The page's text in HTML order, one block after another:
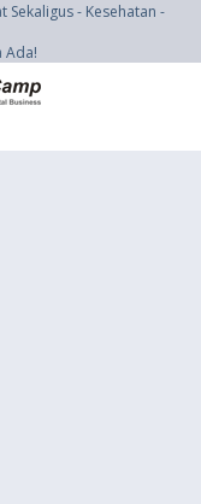
Sekaligus - Kesehatan -
Ada!